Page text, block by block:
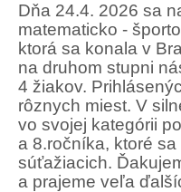
Dňa 24.4. 2026 sa
matematicko -
ktorá sa konala v
na druhom stupni
4 žiakov.
rôznych miest. V
vo svojej kategórii
a 8.ročníka, ktoré
súťažiacich.
a prajeme veľa